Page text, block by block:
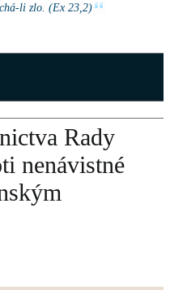
li zlo. (Ex 23,2)
Rady
nenávistné